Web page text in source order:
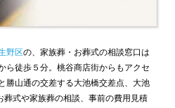
野区の、家族葬・お葬式の相談窓口は
ら徒歩５分。桃谷商店街からもアクセ
勝山通の交差する大池橋交差点、大池
式や家族葬の相談、事前の費用見積